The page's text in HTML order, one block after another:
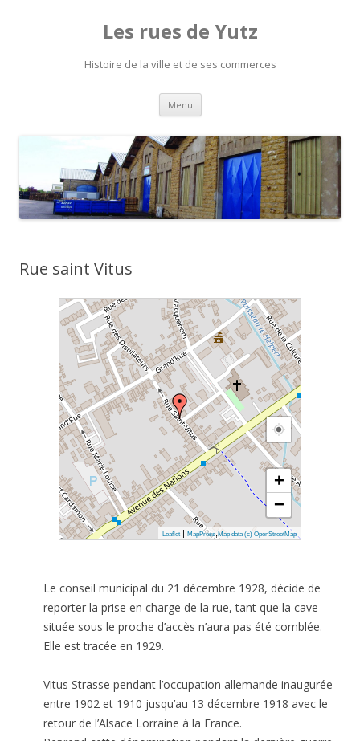
Les rues de Yutz
Histoire de la ville et de ses commerces
Menu Aller
contenu
Rue saint Vitus
+
−
Leaflet MapPress Map data (c) OpenStreetMap
Le conseil municipal du 21 décembre 1928, décide de
reporter la prise en charge de la rue, tant que la cave
située sous le proche d’accès n’aura pas été comblée.
Elle est tracée en 1929.
Vitus Strasse pendant l’occupation allemande inaugurée
entre 1902 et 1910 jusqu’au 13 décembre 1918 avec le
retour de l’Alsace Lorraine à la France.